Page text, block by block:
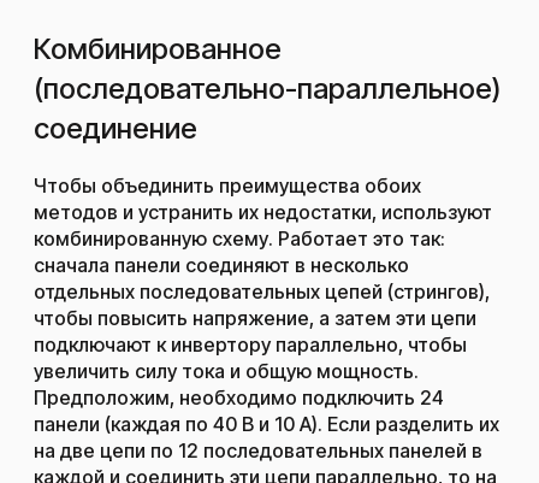
Комбинированное
(последовательно-параллельное)
соединение
Чтобы объединить преимущества обоих
методов и устранить их недостатки, используют
комбинированную схему. Работает это так:
сначала панели соединяют в несколько
отдельных последовательных цепей (стрингов),
чтобы повысить напряжение, а затем эти цепи
подключают к инвертору параллельно, чтобы
увеличить силу тока и общую мощность.
Предположим, необходимо подключить 24
панели (каждая по 40 В и 10 А). Если разделить их
на две цепи по 12 последовательных панелей в
каждой и соединить эти цепи параллельно, то на